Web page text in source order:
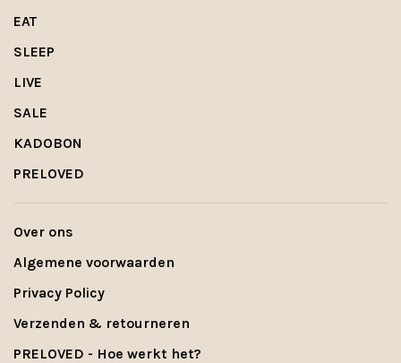
EAT
SLEEP
LIVE
SALE
KADOBON
PRELOVED
Over ons
Algemene voorwaarden
Privacy Policy
Verzenden & retourneren
PRELOVED - Hoe werkt het?